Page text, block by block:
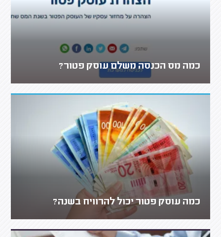
כמה מס הכנסה משלם עוסק פטור?
כמה עוסק פטור יכול להרוויח בשנה?